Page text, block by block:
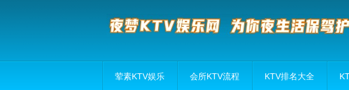
荤素KTV娱乐 会所KTV流程 KTV排名大全